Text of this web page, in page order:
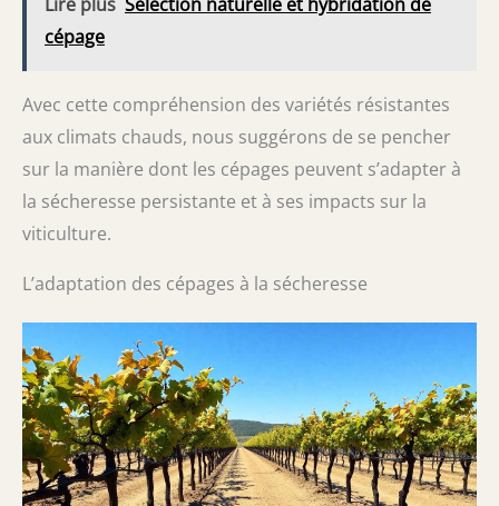
cépage
Avec cette compréhension des variétés résistantes
aux climats chauds, nous suggérons de se pencher
sur la manière dont les cépages peuvent s’adapter à
la sécheresse persistante et à ses impacts sur la
viticulture.
L’adaptation des cépages à la sécheresse